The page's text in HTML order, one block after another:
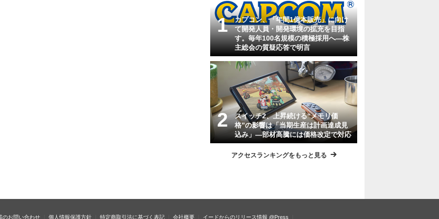
カプコン、「年間1億本販売」に向け
て開発人員・開発環境の拡充を目指
す。毎年100名規模の積極採用へ―株
主総会の質疑応答で明言
スイッチ2、上昇続ける“メモリ価
格”の影響は「当期生産は計画達成見
込み」―部材高騰には価格改定で対応
アクセスランキングをもっと見る
のお問い合わせ 個人情報保護方針 特定商取引法に基づく表記 会社概要 イードからのリリース情報 @Press